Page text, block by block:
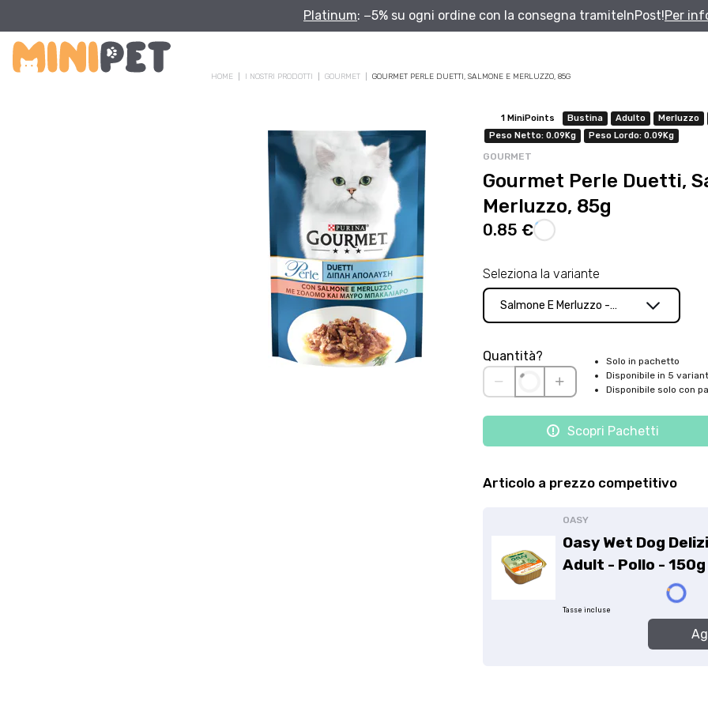
Platinum: −5% su ogni ordine con la consegna tramiteInPost!Per
HOME I NOSTRI PRODOTTI GOURMET GOURMET PERLE DUETTI, SALMONE E MERLUZZO, 85G
1 MiniPoints Bustina Adulto Merluzzo
Peso Netto: 0.09Kg
Peso Lordo: 0.09Kg
GOURMET
Gourmet Perle Duetti,
Merluzzo, 85g
0.85 €
Seleziona la variante
Salmone E Merluzzo -
85g
Quantità?
Solo in pachetto
Disponibile in 5
Disponibile solo con
Scopri Pachetti
Articolo a prezzo competitivo
OASY
Oasy Wet Dog
Adult - Pollo - 150g
Tasse incluse
Solo per te: -5% su Platinum
Aggiungi un prodotto Platinum al carrello e ricevi il 5
con spedizione tramiteInPost.
· Condizione di validità: lo sconto è applicabile solo se il cliente seleziona la
· Durata: offerta valida per 2 settimane dal lancio 2–16 agosto 2026 .
· Effetto sul carrello: una volta aggiunto un prodotto Platinum in offerta, l’intero
· Limite di peso: il carrello spedito con InPost non può superare 25 kg complessivi